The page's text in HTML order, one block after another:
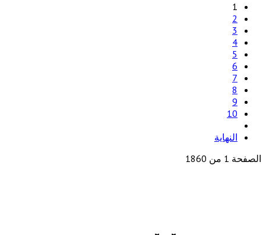
1
2
3
4
5
6
7
8
9
10
النهاية
الصفحة 1 من 1860